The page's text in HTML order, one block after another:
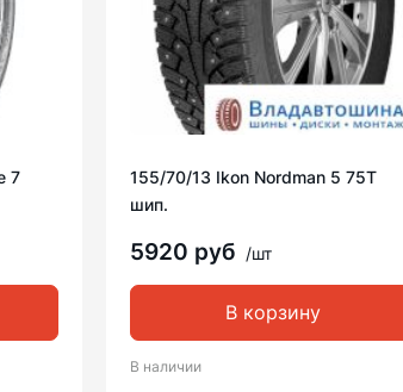
7
155/70/13 Ikon Nordman 5 75T
шип.
5920 руб /шт
В корзину
В наличии